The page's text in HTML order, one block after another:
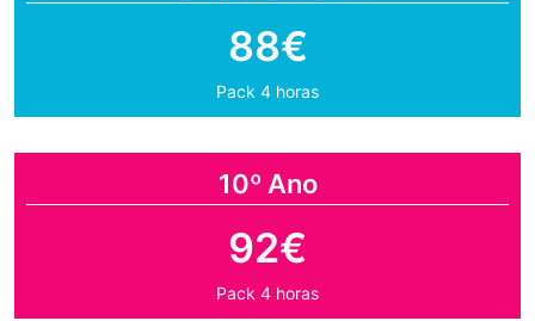
88€
Pack 4 horas
10º Ano
92€
Pack 4 horas